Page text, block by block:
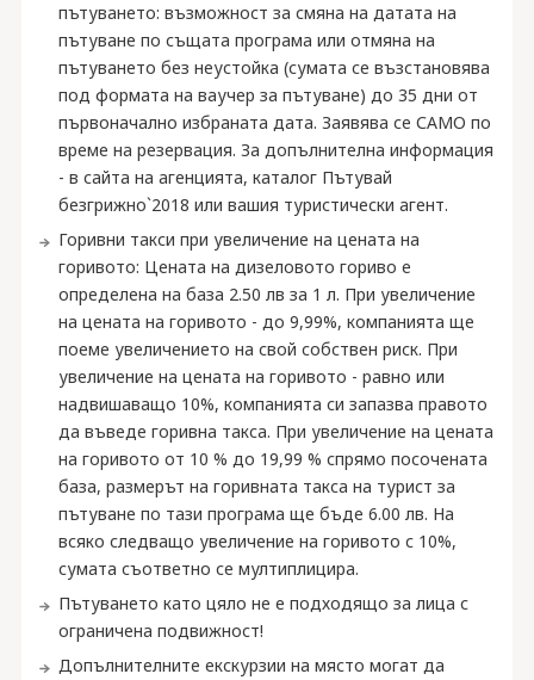
пътуването: възможност за смяна на датата на
пътуване по същата програма или отмяна на
пътуването без неустойка (сумата се възстановява
под формата на ваучер за пътуване) до 35 дни от
първоначално избраната дата. Заявява се САМО по
време на резервация. За допълнителна информация
- в сайта на агенцията, каталог Пътувай
безгрижно`2018 или вашия туристически агент.
Горивни такси при увеличение на цената на
горивото: Цената на дизеловото гориво е
определена на база 2.50 лв за 1 л. При увеличение
на цената на горивото - до 9,99%, компанията ще
поеме увеличението на свой собствен риск. При
увеличение на цената на горивото - равно или
надвишаващо 10%, компанията си запазва правото
да въведе горивна такса. При увеличение на цената
на горивото от 10 % до 19,99 % спрямо посочената
база, размерът на горивната такса на турист за
пътуване по тази програма ще бъде 6.00 лв. На
всяко следващо увеличение на горивото с 10%,
сумата съответно се мултиплицира.
Пътуването като цяло не е подходящо за лица с
ограничена подвижност!
Допълнителните екскурзии на място могат да